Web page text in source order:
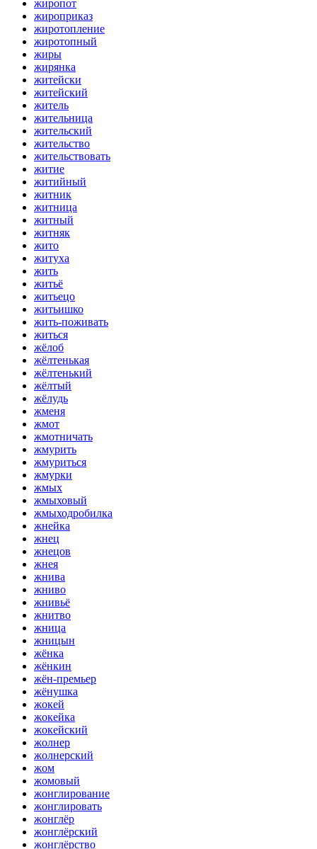
жиропот
жироприказ
жиротопление
жиротопный
жиры
жирянка
житейски
житейский
житель
жительница
жительский
жительство
жительствовать
житие
житийный
житник
житница
житный
житняк
жито
житуха
жить
житьё
житьецо
житьишко
жить-поживать
житься
жёлоб
жёлтенькая
жёлтенький
жёлтый
жёлудь
жменя
жмот
жмотничать
жмурить
жмуриться
жмурки
жмых
жмыховый
жмыходробилка
жнейка
жнец
жнецов
жнея
жнива
жниво
жнивьё
жнитво
жница
жницын
жёнка
жёнкин
жён-премьер
жёнушка
жокей
жокейка
жокейский
жолнер
жолнерский
жом
жомовый
жонглирование
жонглировать
жонглёр
жонглёрский
жонглёрство